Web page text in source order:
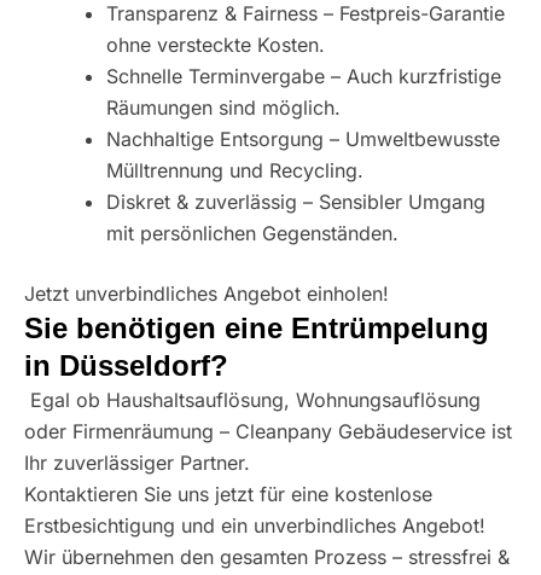
Transparenz & Fairness – Festpreis-Garantie
ohne versteckte Kosten.
Schnelle Terminvergabe – Auch kurzfristige
Räumungen sind möglich.
Nachhaltige Entsorgung – Umweltbewusste
Mülltrennung und Recycling.
Diskret & zuverlässig – Sensibler Umgang
mit persönlichen Gegenständen.
Jetzt unverbindliches Angebot einholen!
Sie benötigen eine Entrümpelung
in Düsseldorf?
Egal ob Haushaltsauflösung, Wohnungsauflösung
oder Firmenräumung – Cleanpany Gebäudeservice ist
Ihr zuverlässiger Partner.
Kontaktieren Sie uns jetzt für eine kostenlose
Erstbesichtigung und ein unverbindliches Angebot!
Wir übernehmen den gesamten Prozess – stressfrei &